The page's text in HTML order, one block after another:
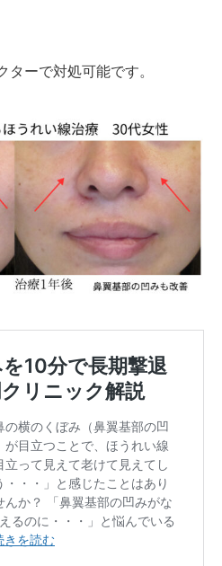
ターで対処可能です。